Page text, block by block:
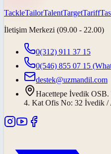
TackleTailorTalentTargetTariff
İletişim Merkezi (09.00 - 22.00)
0(312) 911 37 15
0(546) 855 07 15
destek@uzmandil.com
Hacettepe İvedik
4. Kat Ofis No: 32 İvedik